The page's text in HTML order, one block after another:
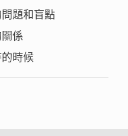
題和盲點
係
時候